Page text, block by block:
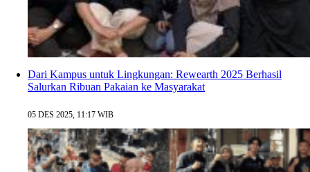
Dari Kampus untuk Lingkungan: Rewearth 2025 Berhasil
Salurkan Ribuan Pakaian ke Masyarakat
05 DES 2025, 11:17 WIB